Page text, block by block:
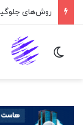
تغییر پوسته